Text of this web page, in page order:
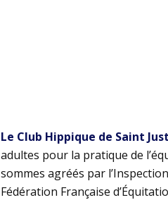
Le Club Hippique de Saint
adultes pour la pratique de
sommes agréés par
Fédération Française